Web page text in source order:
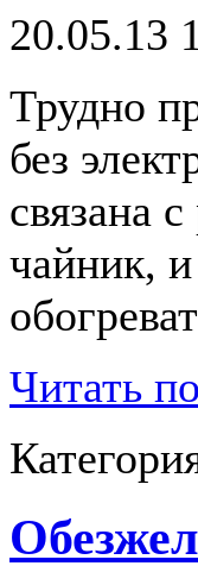
20.05.13
Трудно
без
связана
чайник,
Читать